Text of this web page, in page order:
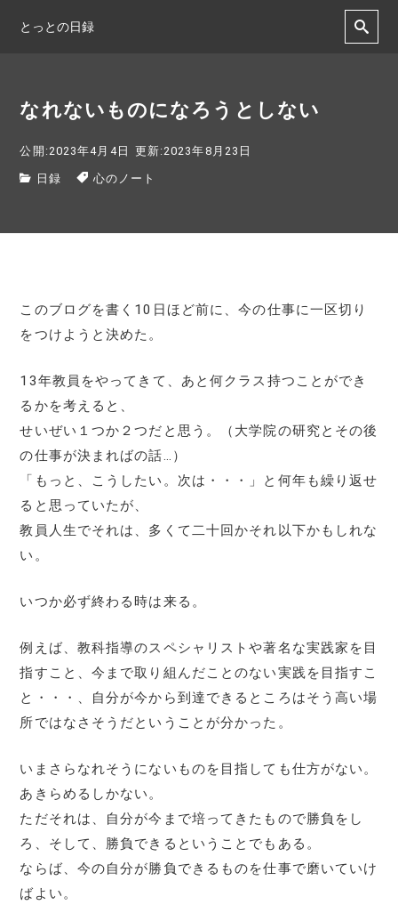
とっとの日録
なれないものになろうとしない
公開:2023年4月4日 更新:2023年8月23日
日録 心のノート
このブログを書く10日ほど前に、今の仕事に一区切り
をつけようと決めた。
13年教員をやってきて、あと何クラス持つことができ
るかを考えると、
せいぜい１つか２つだと思う。（大学院の研究とその後
の仕事が決まればの話…）
「もっと、こうしたい。次は・・・」と何年も繰り返せ
ると思っていたが、
教員人生でそれは、多くて二十回かそれ以下かもしれな
い。
いつか必ず終わる時は来る。
例えば、教科指導のスペシャリストや著名な実践家を目
指すこと、今まで取り組んだことのない実践を目指すこ
と・・・、自分が今から到達できるところはそう高い場
所ではなさそうだということが分かった。
いまさらなれそうにないものを目指しても仕方がない。
あきらめるしかない。
ただそれは、自分が今まで培ってきたもので勝負をし
ろ、そして、勝負できるということでもある。
ならば、今の自分が勝負できるものを仕事で磨いていけ
ばよい。